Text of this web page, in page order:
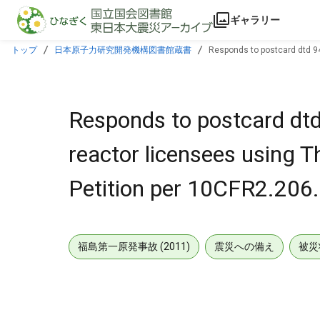
本文に飛ぶ
ギャラリー
トップ 日本原子力研究開発機構図書館蔵書 Responds to postcard dtd
Responds to postcard
reactor licensees using
Petition per 10CFR2.206.
福島第一原発事故 (2011) 震災への備え 被災